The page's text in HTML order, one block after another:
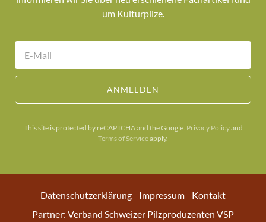
um Kulturpilze.
ANMELDEN
This site is protected by reCAPTCHA and the Google. Privacy Policyand
Terms of Serviceapply.
Datenschutzerklärung Impressum
Kontakt
Partner: Verband Schweizer Pilzproduzenten VSP